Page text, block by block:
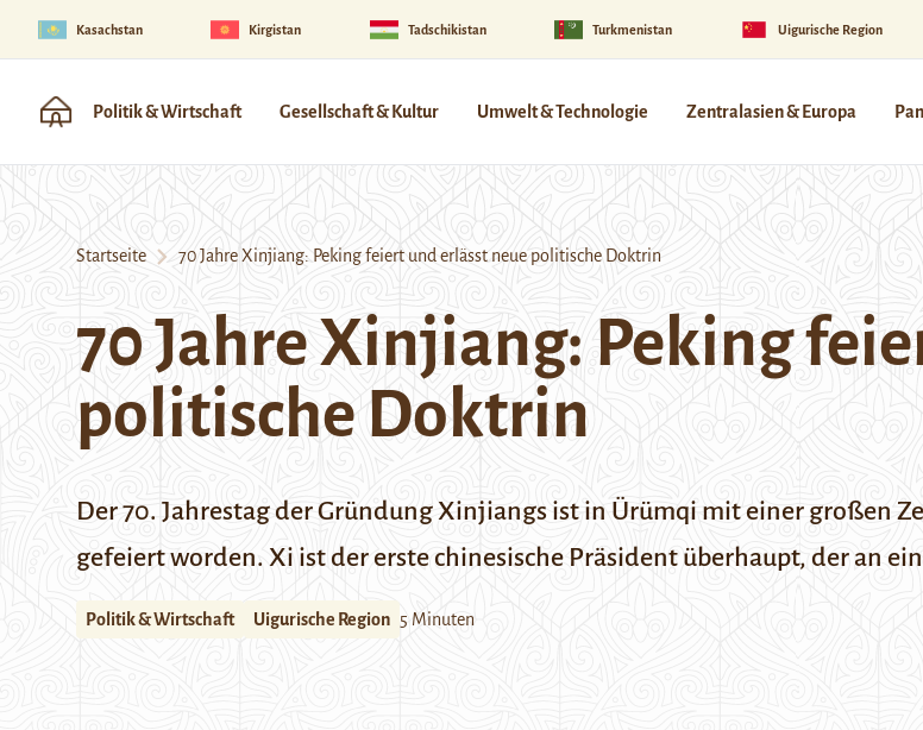
Kasachstan Kirgistan Tadschikistan Turkmenistan Uigurische Region
Politik & Wirtschaft Gesellschaft & Kultur Umwelt & Technologie Zentralasien & Europa
Startseite 70 Jahre Xinjiang: Peking feiert und erlässt neue politische Doktrin
70 Jahre Xinjiang: Peking
politische Doktrin
Der 70. Jahrestag der Gründung Xinjiangs ist in Ürümqi mit einer großen
gefeiert worden. Xi ist der erste chinesische Präsident überhaupt, der an
Politik & Wirtschaft Uigurische Region 5 Minuten